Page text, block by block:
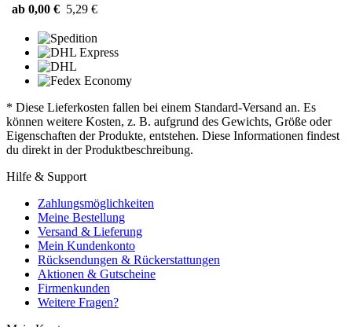
ab 0,00 € 5,29 €
* Diese Lieferkosten fallen bei einem Standard-Versand an. Es
können weitere Kosten, z. B. aufgrund des Gewichts, Größe oder
Eigenschaften der Produkte, entstehen. Diese Informationen findest
du direkt in der Produktbeschreibung.
Hilfe & Support
Zahlungsmöglichkeiten
Meine Bestellung
Versand & Lieferung
Mein Kundenkonto
Rücksendungen & Rückerstattungen
Aktionen & Gutscheine
Firmenkunden
Weitere Fragen?